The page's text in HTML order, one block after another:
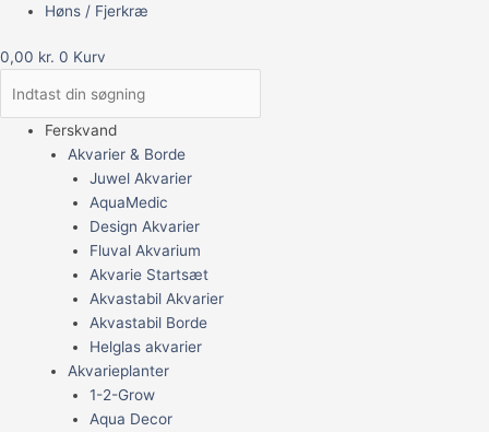
Høns / Fjerkræ
0,00 kr. 0 Kurv
Ferskvand
Akvarier & Borde
Juwel Akvarier
AquaMedic
Design Akvarier
Fluval Akvarium
Akvarie Startsæt
Akvastabil Akvarier
Akvastabil Borde
Helglas akvarier
Akvarieplanter
1-2-Grow
Aqua Decor